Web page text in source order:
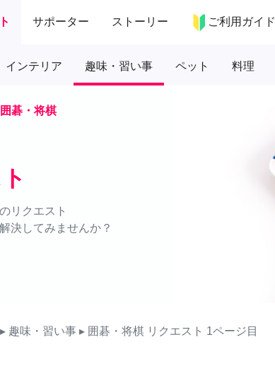
サポーター ストーリー ご利用ガイド
インテリア 趣味・習い事 ペット 料理
囲碁・将棋
リクエスト
決してみませんか？
▸ 趣味・習い事 ▸ 囲碁・将棋 リクエスト 1ページ目